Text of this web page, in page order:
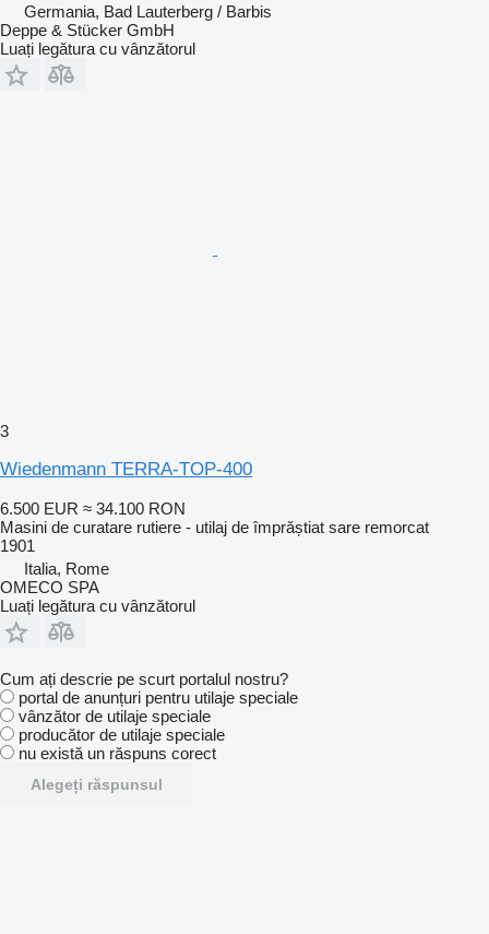
Germania, Bad Lauterberg / Barbis
Deppe & Stücker GmbH
Luați legătura cu vânzătorul
3
Wiedenmann TERRA-TOP-400
6.500 EUR ≈ 34.100 RON
Masini de curatare rutiere - utilaj de împrăștiat sare remorcat
1901
Italia, Rome
OMECO SPA
Luați legătura cu vânzătorul
Cum ați descrie pe scurt portalul nostru?
portal de anunțuri pentru utilaje speciale
vânzător de utilaje speciale
producător de utilaje speciale
nu există un răspuns corect
Alegeți răspunsul